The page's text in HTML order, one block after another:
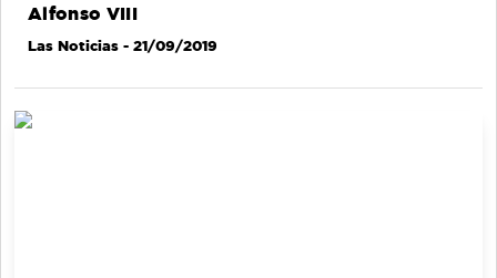
Alfonso VIII
Las Noticias - 21/09/2019